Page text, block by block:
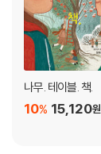
나무. 테이블. 책.
15,120원
10%